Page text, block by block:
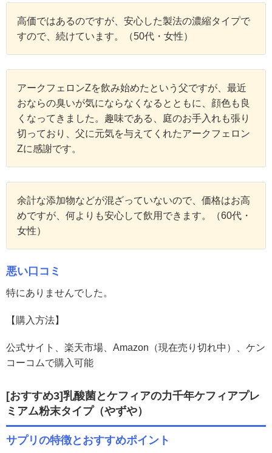
高価ではあるのですが、安心した製法の濃縮タイプで
すので、続けています。（50代・女性）
アークフェロンZを飲み始めたという父ですが、最近
おならの臭いが気にならなくなるとともに、顔色も良
くなってきました。趣味である、庭のお手入れも張り
切っており、父に元気を与えてくれたアークフェロン
Zに感謝です。
余計な添加物などが混ざっていないので、価格はお高
めですが、何よりも安心して飲用できます。（60代・
女性）
悪い口コミ
特にありませんでした。
【購入方法】
公式サイト、楽天市場、Amazon（現在売り切れ中）、ケン
コーコムで購入可能
[おすすめ3]乳酸菌とケフィアの力千年ケフィアプレ
ミアム粉末タイプ（やずや）
サプリの特徴とおすすめポイント